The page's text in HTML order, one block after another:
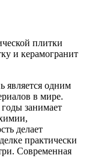
плитки
и керамогранит
является одним
в мире.
занимает
делает
практически
Современная